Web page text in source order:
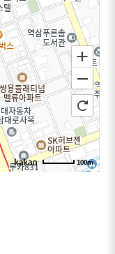
100m